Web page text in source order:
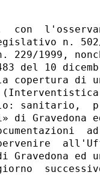
con
n.
1999,
del 10
di
sanitario,
di
Gravedona